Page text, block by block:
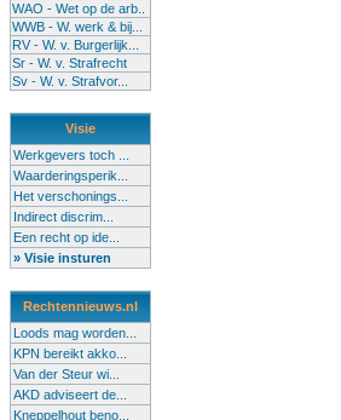
WAO - Wet op de arb..
WWB - W. werk & bij...
RV - W. v. Burgerlijk...
Sr - W. v. Strafrecht
Sv - W. v. Strafvor...
Visie
Werkgevers toch ...
Waarderingsperik...
Het verschonings...
Indirect discrim...
Een recht op ide...
» Visie insturen
Rechtennieuws.nl
Loods mag worden...
KPN bereikt akko...
Van der Steur wi...
AKD adviseert de...
Kneppelhout beno...